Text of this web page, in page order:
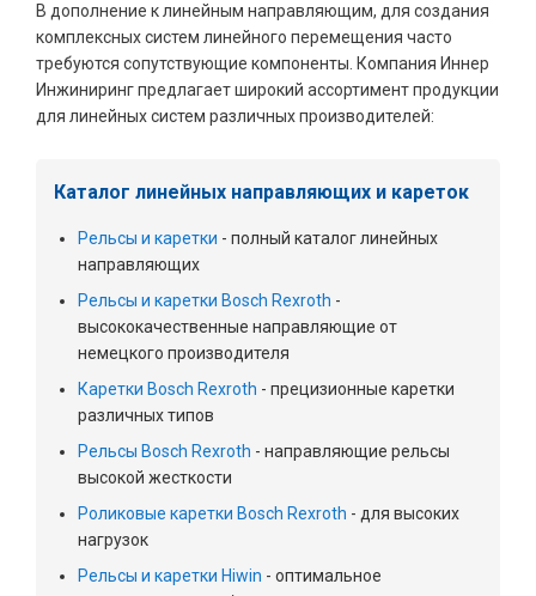
В дополнение к линейным направляющим, для создания
комплексных систем линейного перемещения часто
требуются сопутствующие компоненты. Компания Иннер
Инжиниринг предлагает широкий ассортимент продукции
для линейных систем различных производителей:
Каталог линейных направляющих и кареток
Рельсы и каретки - полный каталог линейных
направляющих
Рельсы и каретки Bosch Rexroth -
высококачественные направляющие от
немецкого производителя
Каретки Bosch Rexroth - прецизионные каретки
различных типов
Рельсы Bosch Rexroth - направляющие рельсы
высокой жесткости
Роликовые каретки Bosch Rexroth - для высоких
нагрузок
Рельсы и каретки Hiwin - оптимальное